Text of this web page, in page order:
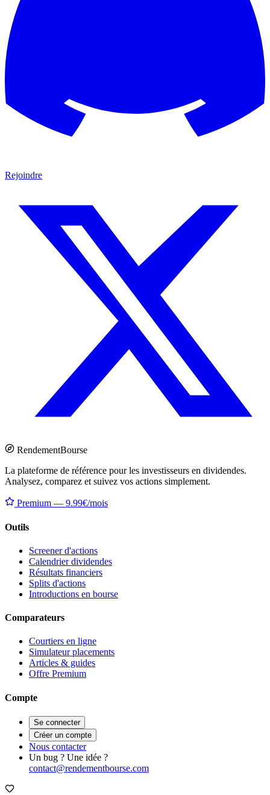
Rejoindre
RendementBourse
La plateforme de référence pour les investisseurs en dividendes.
Analysez, comparez et suivez vos actions simplement.
Premium — 9.99€/mois
Outils
Screener d'actions
Calendrier dividendes
Résultats financiers
Splits d'actions
Introductions en bourse
Comparateurs
Courtiers en ligne
Simulateur placements
Articles & guides
Offre Premium
Compte
Se connecter
Créer un compte
Nous contacter
Un bug ? Une idée ?
contact@rendementbourse.com